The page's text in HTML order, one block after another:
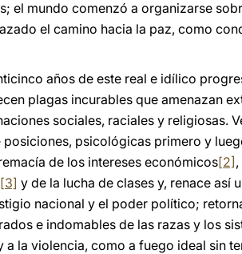
el mundo comenzó a organizarse
el camino hacia la paz, como
años de este real e idílico
plagas incurables que amenazan
sociales, raciales y religiosas.
psicológicas primero y
de los intereses económicos[2]
[3] y de la lucha de clases y, renace así
nacional y el poder político;
e indomables de las razas y los
la violencia, como a fuego ideal sin